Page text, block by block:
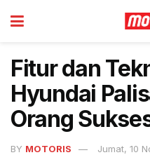
Fitur dan
Hyundai
Orang
BY MOTORIS Jumat, 10